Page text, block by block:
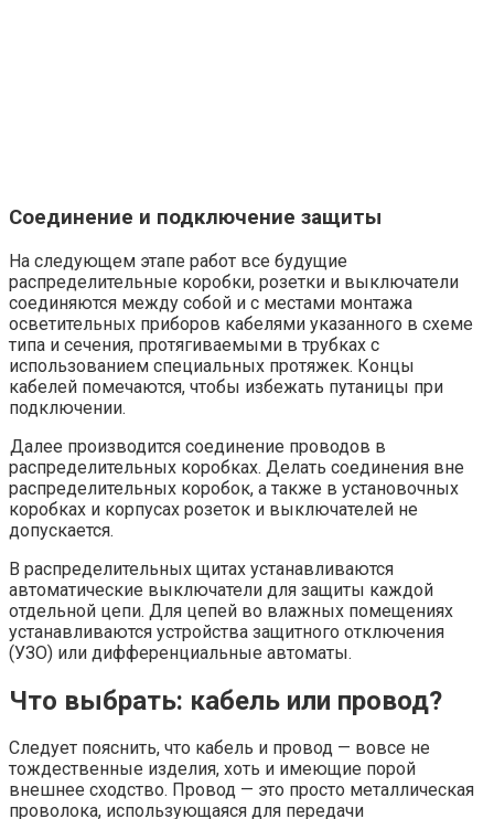
Соединение и подключение защиты
На следующем этапе работ все будущие
распределительные коробки, розетки и выключатели
соединяются между собой и с местами монтажа
осветительных приборов кабелями указанного в схеме
типа и сечения, протягиваемыми в трубках с
использованием специальных протяжек. Концы
кабелей помечаются, чтобы избежать путаницы при
подключении.
Далее производится соединение проводов в
распределительных коробках. Делать соединения вне
распределительных коробок, а также в установочных
коробках и корпусах розеток и выключателей не
допускается.
В распределительных щитах устанавливаются
автоматические выключатели для защиты каждой
отдельной цепи. Для цепей во влажных помещениях
устанавливаются устройства защитного отключения
(УЗО) или дифференциальные автоматы.
Что выбрать: кабель или провод?
Следует пояснить, что кабель и провод — вовсе не
тождественные изделия, хоть и имеющие порой
внешнее сходство. Провод — это просто металлическая
проволока, использующаяся для передачи